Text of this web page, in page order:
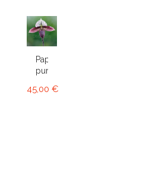
Paphiopedilum
purpuratum
45,00 €